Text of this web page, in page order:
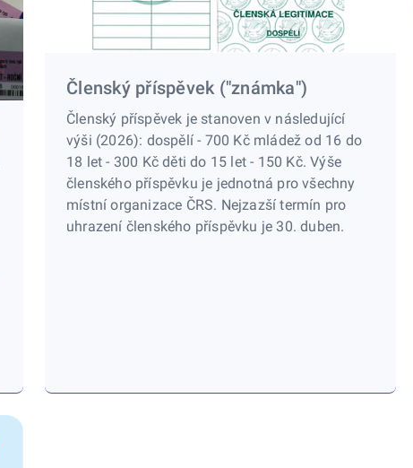
Členský příspěvek ("známka")
Členský příspěvek je stanoven v následující
výši (2026): dospělí - 700 Kč mládež od 16 do
18 let - 300 Kč děti do 15 let - 150 Kč. Výše
členského příspěvku je jednotná pro všechny
místní organizace ČRS. Nejzazší termín pro
uhrazení členského příspěvku je 30. duben.